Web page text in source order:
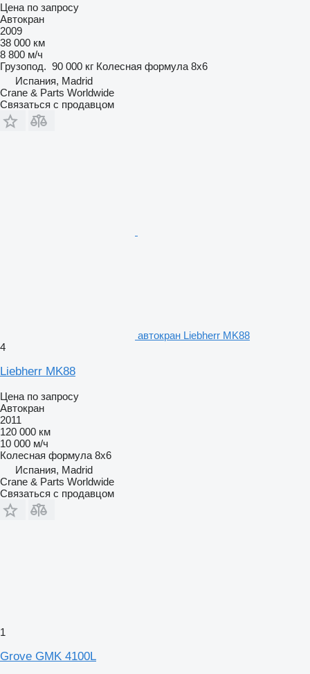
Цена по запросу
Автокран
2009
38 000 км
8 800 м/ч
Грузопод. 90 000 кг Колесная формула 8x6
Испания, Madrid
Crane & Parts Worldwide
Связаться с продавцом
автокран Liebherr MK88
4
Liebherr MK88
Цена по запросу
Автокран
2011
120 000 км
10 000 м/ч
Колесная формула 8x6
Испания, Madrid
Crane & Parts Worldwide
Связаться с продавцом
1
Grove GMK 4100L